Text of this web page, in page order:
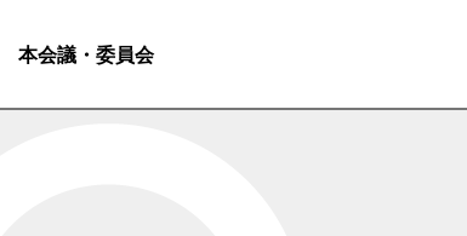
本会議・委員会